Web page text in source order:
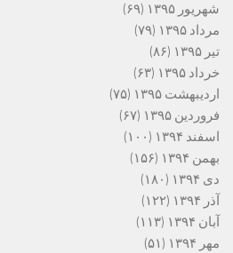
شهریور ۱۳۹۵
(۶۹)
مرداد ۱۳۹۵
(۷۹)
تیر ۱۳۹۵
(۸۶)
خرداد ۱۳۹۵
(۶۳)
اردیبهشت ۱۳۹۵
(۷۵)
فروردین ۱۳۹۵
(۶۷)
اسفند ۱۳۹۴
(۱۰۰)
بهمن ۱۳۹۴
(۱۵۶)
دی ۱۳۹۴
(۱۸۰)
آذر ۱۳۹۴
(۱۲۲)
آبان ۱۳۹۴
(۱۱۳)
مهر ۱۳۹۴
(۵۱)